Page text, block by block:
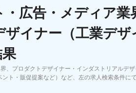
ビス
データで見る転職
コラム・インタビュー
広告・メディア
イナー（工業デ
、プロダクトデザイナー・インダストリアルデ
ト・販促提案など）など、左の求人検索条件に